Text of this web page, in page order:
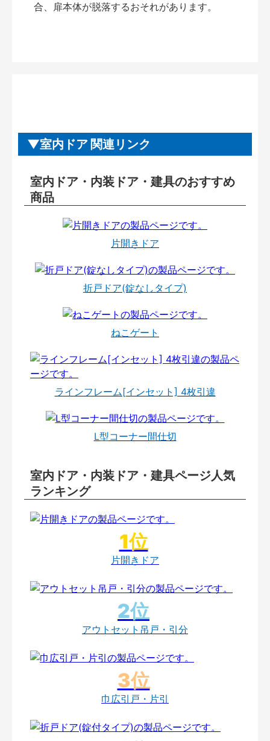
合、扉本体が脱落するおそれがあります。
室内ドア 関連リンク
室内ドア・内装ドア・建具のおすすめ
商品
片開きドア
折戸ドア(錠なしタイプ)
ねこゲート
ラインフレーム[インセット] 4枚引違
L型コーナー間仕切
室内ドア・内装ドア・建具ページ人気
ランキング
片開きドア
アウトセット吊戸・引分
巾広引戸・片引